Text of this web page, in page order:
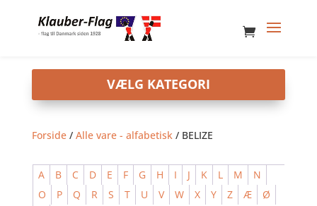
Forside/ Alle vare - alfabetisk/ BELIZE
A B C D E F G H I J K L M
N
O
P Q R S T U V W X Y Z Æ
Ø